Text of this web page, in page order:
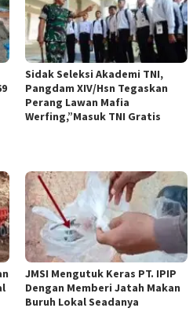
Sidak Seleksi Akademi TNI,
Pangdam XIV/Hsn Tegaskan
Perang Lawan Mafia
Werfing,”Masuk TNI Gratis
JMSI Mengutuk Keras PT. IPIP
Dengan Memberi Jatah Makan
Buruh Lokal Seadanya